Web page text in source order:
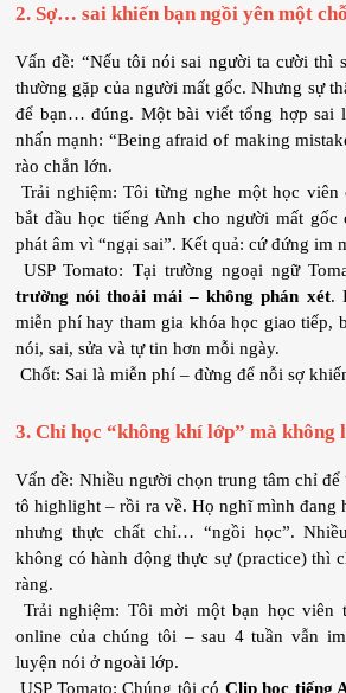
2. Sợ… sai khiến bạn ngồi yên một chỗ
Vấn đề: “Nếu tôi nói sai người ta cười thì
thường gặp của người mất gốc. Nhưng sự
để bạn… đúng. Một bài viết tổng hợp sai
nhấn mạnh: “Being afraid of making
rào chắn lớn.
Trải nghiệm: Tôi từng nghe một học viên của mình – người mới
bắt đầu học tiếng Anh cho người mất
phát âm vì “ngại sai”. Kết quả: cứ đứng im
USP Tomato: Tại trường ngoại ngữ
trường nói thoải mái – không phán xét.
miễn phí hay tham gia khóa học giao tiếp,
nói, sai, sửa và tự tin hơn mỗi ngày.
Chốt: Sai là miễn phí – đừng để nỗi sợ
3. Chỉ học “không khí lớp” mà không
Vấn đề: Nhiều người chọn trung tâm chỉ để
tô highlight – rồi ra về. Họ nghĩ mình đang
nhưng thực chất chỉ… “ngồi học”.
không có hành động thực sự (practice) thì
ràng.
online của chúng tôi – sau 4 tuần vẫn
luyện nói ở ngoài lớp.
USP Tomato: Chúng tôi có Clip học tiếng